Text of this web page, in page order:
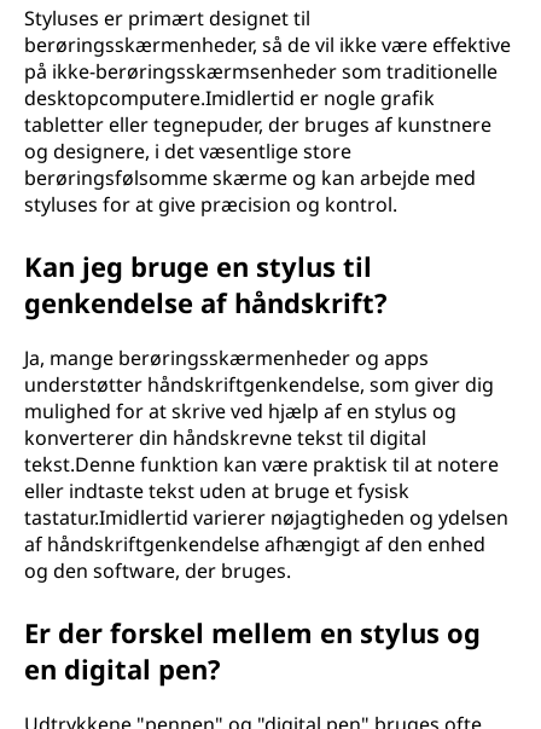
Styluses er primært designet til
berøringsskærmenheder, så de vil ikke være effektive
på ikke-berøringsskærmsenheder som traditionelle
desktopcomputere.Imidlertid er nogle grafik
tabletter eller tegnepuder, der bruges af kunstnere
og designere, i det væsentlige store
berøringsfølsomme skærme og kan arbejde med
styluses for at give præcision og kontrol.
Kan jeg bruge en stylus til
genkendelse af håndskrift?
Ja, mange berøringsskærmenheder og apps
understøtter håndskriftgenkendelse, som giver dig
mulighed for at skrive ved hjælp af en stylus og
konverterer din håndskrevne tekst til digital
tekst.Denne funktion kan være praktisk til at notere
eller indtaste tekst uden at bruge et fysisk
tastatur.Imidlertid varierer nøjagtigheden og ydelsen
af håndskriftgenkendelse afhængigt af den enhed
og den software, der bruges.
Er der forskel mellem en stylus og
en digital pen?